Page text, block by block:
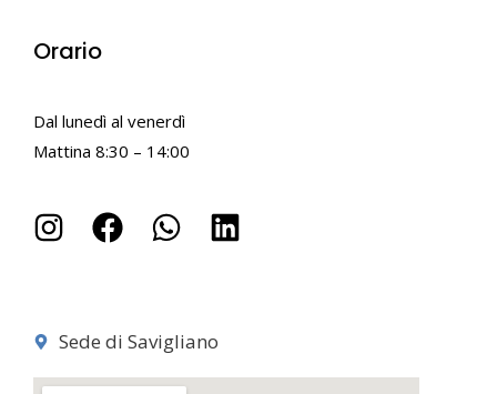
Orario
Dal lunedì al venerdì
Mattina 8:30 – 14:00
Sede di Savigliano